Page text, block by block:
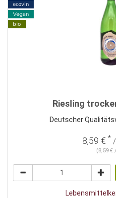
ecovin
Vegan
bio
Riesling
Deutscher
8,59 € *
(8,59 €